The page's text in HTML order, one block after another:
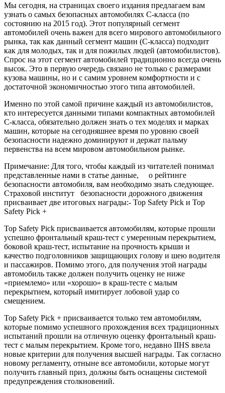
Мы сегодня, на страницах своего издания предлагаем вам
узнать о самых безопасных автомобилях С-класса (по
состоянию на 2015 год). Этот популярный сегмент
автомобилей очень важен для всего мирового автомобильного
рынка, так как данный сегмент машин (С-класса) подходит
как для молодых, так и для пожилых людей (автомобилистов).
Спрос на этот сегмент автомобилей традиционно всегда очень
высок. Это в первую очередь связано не только с размерами
кузова машины, но и с самим уровнем комфортности и с
достаточной экономичностью этого типа автомобилей.
Именно по этой самой причине каждый из автомобилистов,
кто интересуется данными типами компактных автомобилей
С-класса, обязательно должен знать о тех моделях и марках
машин, которые на сегодняшнее время по уровню своей
безопасности надежно доминируют и держат пальму
первенства на всем мировом автомобильном рынке.
Примечание: Для того, чтобы каждый из читателей понимал
представленные нами в статье данные, о рейтинге
безопасности автомобиля, вам необходимо знать следующее.
Страховой институт безопасности дорожного движения
присваивает две итоговых награды:- Top Safety Pick и Top
Safety Pick +
Top Safety Pick присваивается автомобилям, которые прошли
успешно фронтальный краш-тест с умеренным перекрытием,
боковой краш-тест, испытание на прочность крыши и
качество подголовников защищающих голову и шею водителя
и пассажиров. Помимо этого, для получения этой награды
автомобиль также должен получить оценку не ниже
«приемлемо» или «хорошо» в краш-тесте с малым
перекрытием, который имитирует лобовой удар со
смещением.
Top Safety Pick + присваивается только тем автомобилям,
которые помимо успешного прохождения всех традиционных
испытаний прошли на отличную оценку фронтальный краш-
тест с малым перекрытием. Кроме того, недавно IIHS ввела
новые критерии для получения высшей награды. Так согласно
новому регламенту, отныне все автомобили, которые могут
получить главный приз, должны быть оснащены системой
предупреждения столкновений.